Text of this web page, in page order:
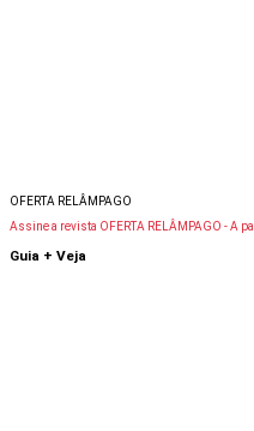
OFERTA RELÂMPAGO
Assine a revista OFERTA RELÂMPAGO -A
Guia + Veja